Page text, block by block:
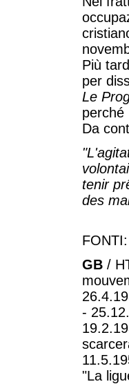
Più
per
Le
perché
Da
tenir
des
FONTI:
GB /
-
"La